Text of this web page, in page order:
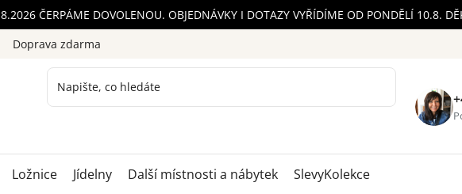
ČERPÁME DOVOLENOU. OBJEDNÁVKY I DOTAZY VYŘÍDÍME OD PONDĚLÍ 10.8.
Doprava zdarma
Ložnice Jídelny Další místnosti a nábytek SlevyKolekce